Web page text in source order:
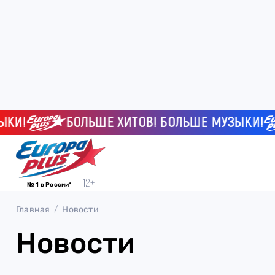
БОЛЬШЕ ХИТОВ! БОЛЬШЕ МУЗЫКИ!
№ 1 в России*
Главная Новости
Новости